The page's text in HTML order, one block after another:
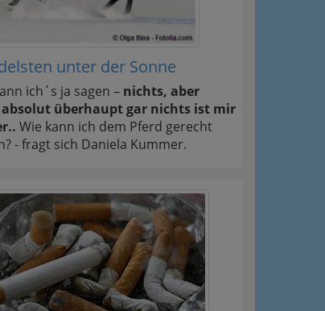
unter der Sonne
ich´s ja sagen – nichts, aber
überhaupt gar nichts ist mir
Wie kann ich dem Pferd gerecht
- fragt sich Daniela Kummer.